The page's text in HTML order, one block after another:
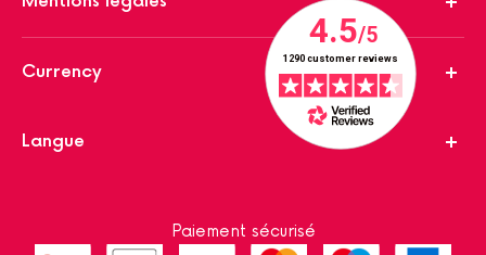
Currency
Langue
Paiement sécurisé